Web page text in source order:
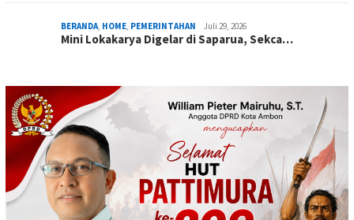
BERANDA, HOME, PEMERINTAHAN Juli 29, 2026
Mini Lokakarya Digelar di Saparua, Sekca…